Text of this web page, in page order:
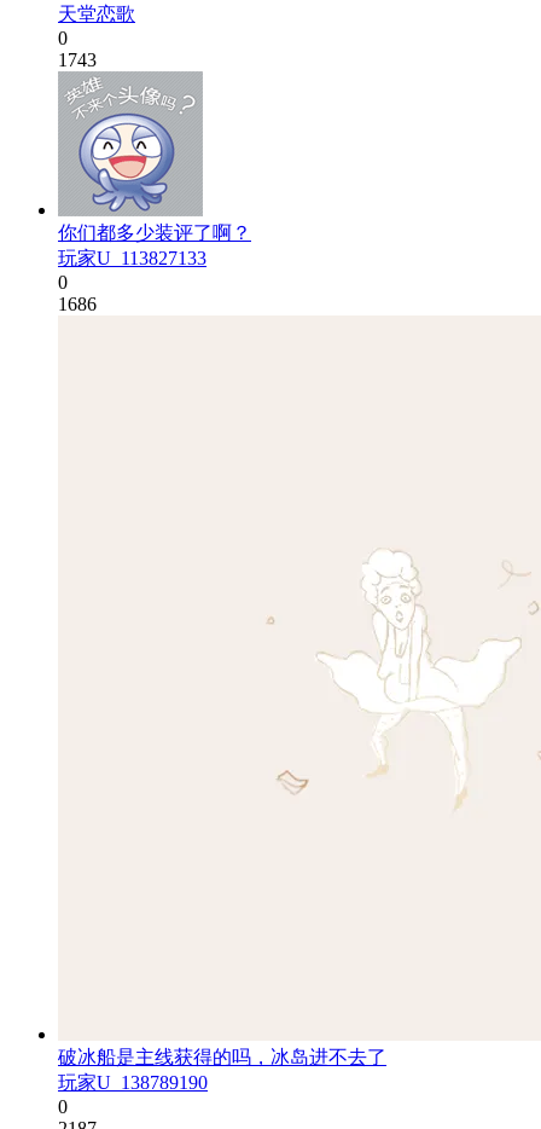
天堂恋歌
0
1743
你们都多少装评了啊？
玩家U_113827133
0
1686
破冰船是主线获得的吗，冰岛进不去了
玩家U_138789190
0